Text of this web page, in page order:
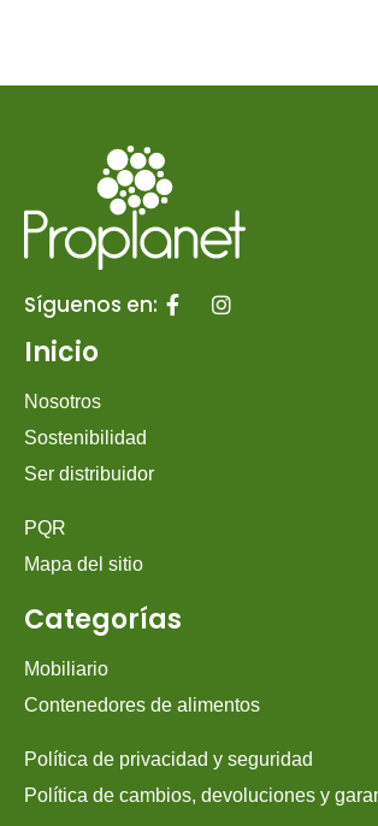
Síguenos en:
Inicio
Nosotros
Sostenibilidad
Ser distribuidor
PQR
Mapa del sitio
Categorías
Mobiliario
Contenedores de alimentos
Política de privacidad y seguridad
Política de cambios, devoluciones y